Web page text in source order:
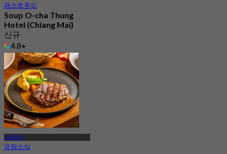
패스트푸드
Soup O-cha Thung
Hotel (Chiang Mai)
신규
4.8
에서฿ 272.5
치앙마이
프랑스식